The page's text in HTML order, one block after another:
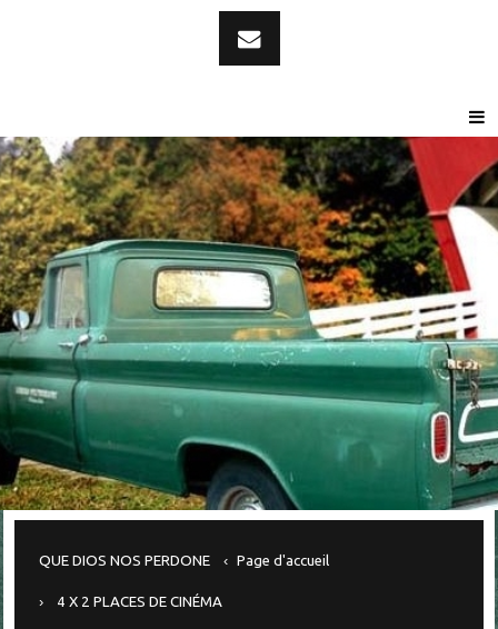
QUE DIOS NOS PERDONE Page d'accueil
4 X 2 PLACES DE CINÉMA